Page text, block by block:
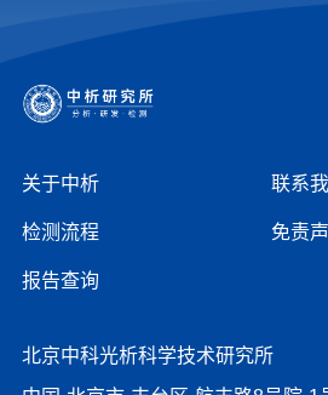
关于中析 联系我
检测流程 免责
报告查询
北京中科光析科学技术研究所